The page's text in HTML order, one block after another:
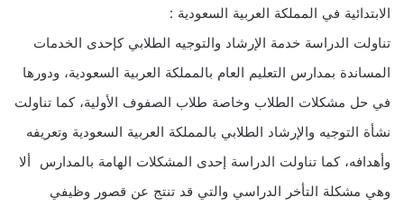
الابتدائية في المملكة العربية السعودية :
تناولت الدراسة خدمة الإرشاد والتوجيه الطلابي كإحدى الخدمات
المساندة بمدارس التعليم العام بالمملكة العربية السعودية، ودورها
في حل مشكلات الطلاب وخاصة طلاب الصفوف الأولية، كما تناولت
نشأة التوجيه والإرشاد الطلابي بالمملكة العربية السعودية وتعريفه
وأهدافه، كما تناولت الدراسة إحدى المشكلات الهامة بالمدارس ألا
وهي مشكلة التأخر الدراسي والتي قد تنتج عن قصور وظيفي